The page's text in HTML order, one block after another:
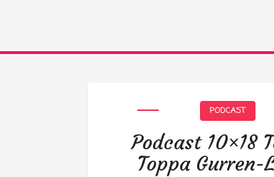
PODCAST
Podcast 10×18
Toppa Gurren-